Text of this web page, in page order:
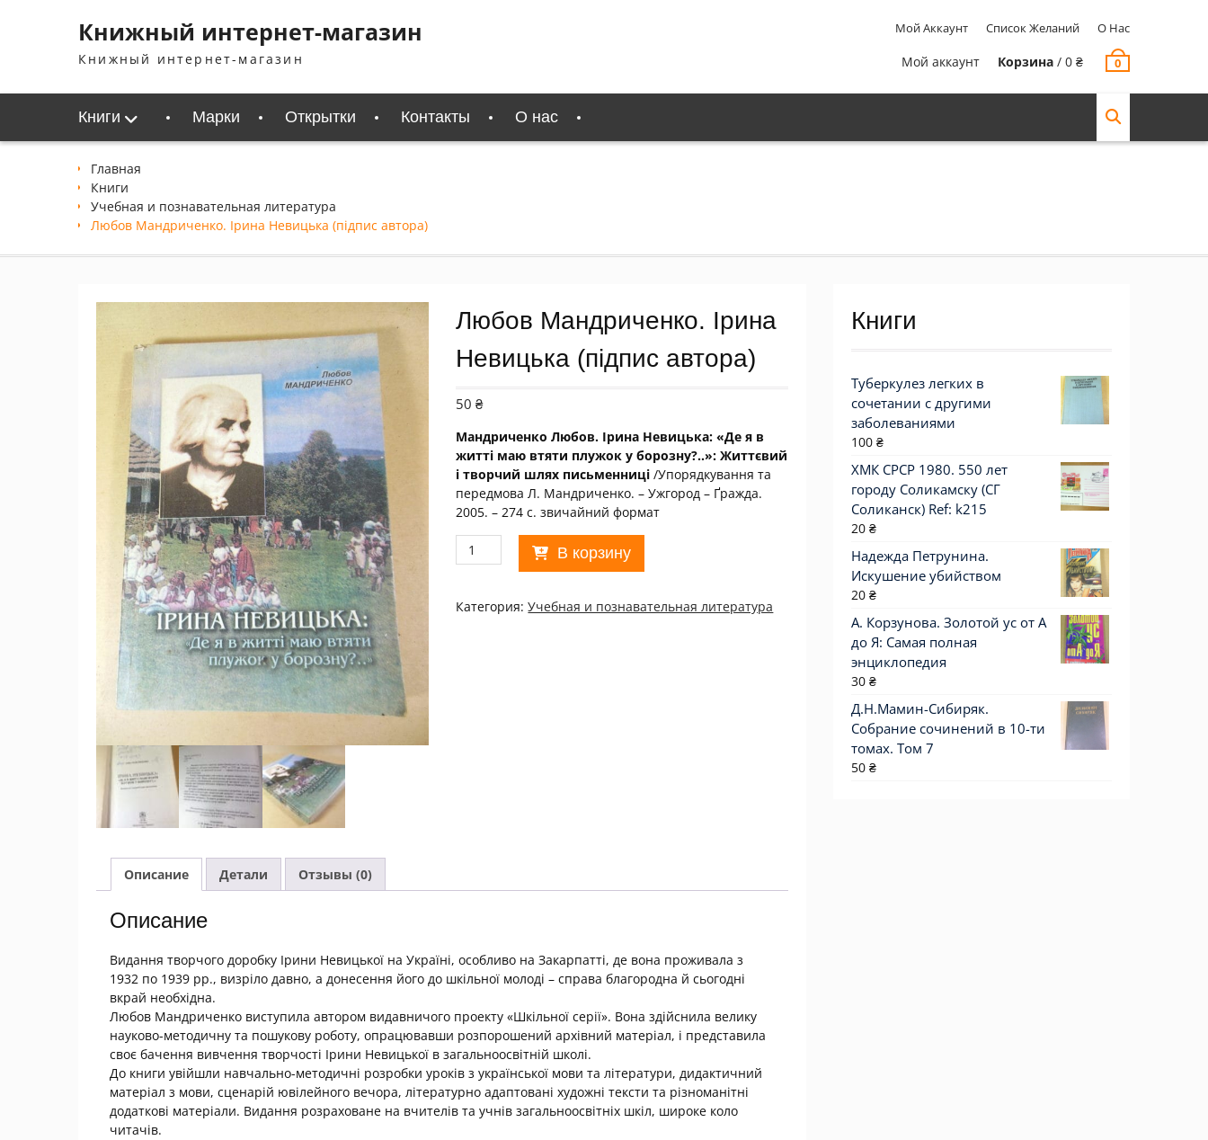
содержимомуКнижный интернет-магазин
Книжный интернет-магазин
Мой Аккаунт Список Желаний О Нас
Мой аккаунт Корзина / 0 ₴ 0
Книги Марки Открытки Контакты О нас
Главная
Книги
Учебная и познавательная литература
Любов Мандриченко. Ірина Невицька (підпис автора)
Любов Мандриченко. Ірина
Невицька (підпис автора)
50₴
Мандриченко Любов. Ірина Невицька: «Де я в
житті маю втяти плужок у борозну?..»: Життєвий
і творчий шлях письменниці /Упорядкування та
передмова Л. Мандриченко. – Ужгород – Ґражда.
2005. – 274 с. звичайний формат
Количество
товара
Мандриченко.
В корзину
Категория:Учебная и познавательная литература
Описание Детали Отзывы (0)
Описание
Видання творчого доробку Ірини Невицької на Україні, особливо на Закарпатті, де вона проживала з
1932 по 1939 pp., визріло давно, а донесення його до шкільної молоді – справа благородна й сьогодні
вкрай необхідна.
Любов Мандриченко виступила автором видавничого проекту «Шкільної серії». Вона здійснила велику
науково-методичну та пошукову роботу, опрацювавши розпорошений архівний матеріал, і представила
своє бачення вивчення творчості Ірини Невицької в загальноосвітній школі.
До книги увійшли навчально-методичні розробки уроків з української мови та літератури, дидактичний
матеріал з мови, сценарій ювілейного вечора, літературно адаптовані художні тексти та різноманітні
додаткові матеріали. Видання розраховане на вчителів та учнів загальноосвітніх шкіл, широке коло
читачів.
Книги
Туберкулез легких в
сочетании с другими
заболеваниями
100 ₴
ХМК СРСР 1980. 550 лет
городу Соликамску (СГ
Соликанск) Ref: k215
20 ₴
Надежда Петрунина.
Искушение убийством
20 ₴
А. Корзунова. Золотой ус от А
до Я: Самая полная
энциклопедия
30 ₴
Д.Н.Мамин-Сибиряк.
Собрание сочинений в 10-ти
томах. Том 7
50 ₴